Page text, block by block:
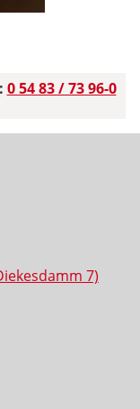
0 54 83 / 73 96-0
7)